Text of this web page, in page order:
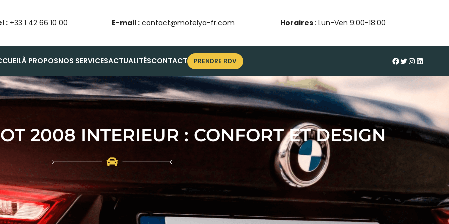
:+33 1 42 66 10 00 E-mail : contact@motelya-fr.com Horaires: Lun-Ven 9:00-18:00
À PROPOSNOS SERVICESACTUALITÉSCONTACT PRENDRE RDV #Twitter InstagramLinkedIn
2008 INTERIEUR : CONFORT ET DESIGN